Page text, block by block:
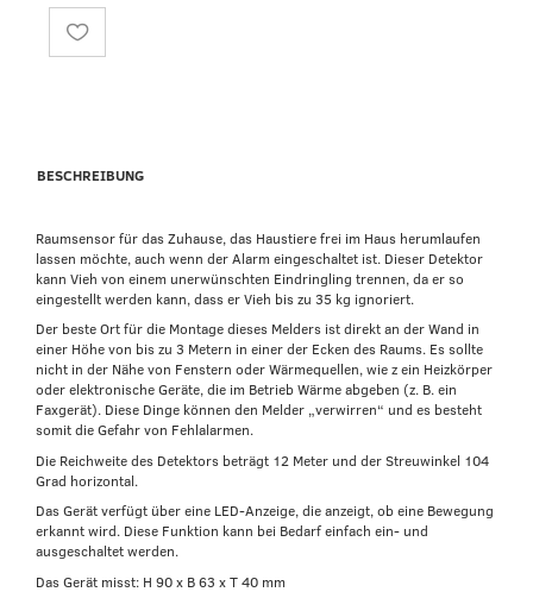
BESCHREIBUNG
Raumsensor für das Zuhause, das Haustiere frei im Haus herumlaufen
lassen möchte, auch wenn der Alarm eingeschaltet ist. Dieser Detektor
kann Vieh von einem unerwünschten Eindringling trennen, da er so
eingestellt werden kann, dass er Vieh bis zu 35 kg ignoriert.
Der beste Ort für die Montage dieses Melders ist direkt an der Wand in
einer Höhe von bis zu 3 Metern in einer der Ecken des Raums. Es sollte
nicht in der Nähe von Fenstern oder Wärmequellen, wie z ein Heizkörper
oder elektronische Geräte, die im Betrieb Wärme abgeben (z. B. ein
Faxgerät). Diese Dinge können den Melder „verwirren“ und es besteht
somit die Gefahr von Fehlalarmen.
Die Reichweite des Detektors beträgt 12 Meter und der Streuwinkel 104
Grad horizontal.
Das Gerät verfügt über eine LED-Anzeige, die anzeigt, ob eine Bewegung
erkannt wird. Diese Funktion kann bei Bedarf einfach ein- und
ausgeschaltet werden.
Das Gerät misst: H 90 x B 63 x T 40 mm